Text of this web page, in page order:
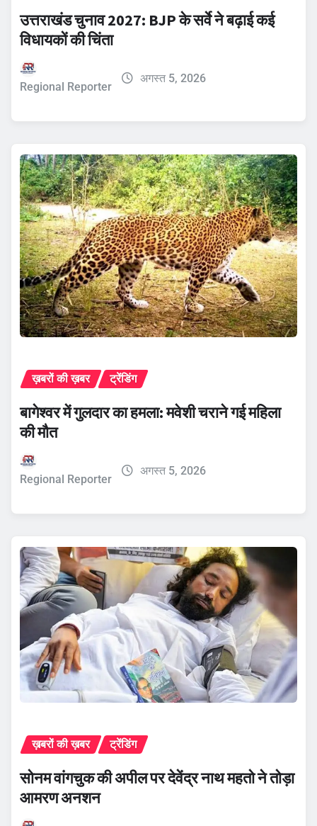
उत्तराखंड चुनाव 2027: BJP के सर्वे ने बढ़ाई कई
विधायकों की चिंता
Regional Reporter
अगस्त 5, 2026
ख़बरों की ख़बर ट्रेंडिंग
बागेश्वर में गुलदार का हमला: मवेशी चराने गई महिला
की मौत
Regional Reporter
अगस्त 5, 2026
ख़बरों की ख़बर ट्रेंडिंग
सोनम वांगचुक की अपील पर देवेंद्र नाथ महतो ने तोड़ा
आमरण अनशन